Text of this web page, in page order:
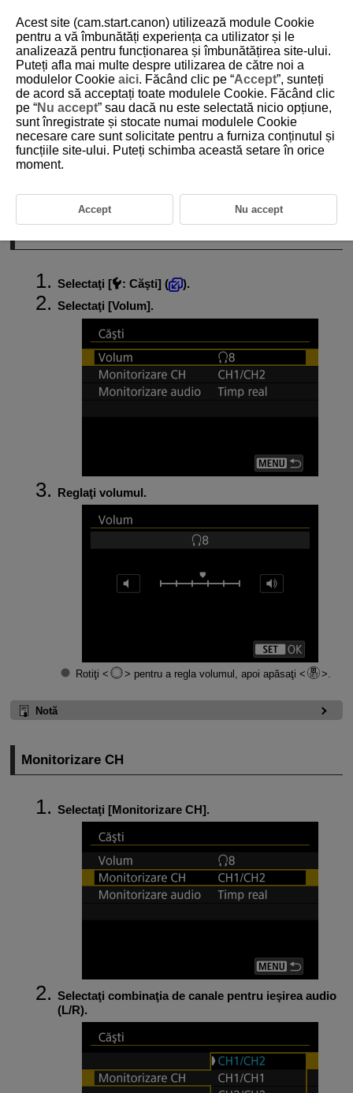
D292-177
Căşti
Volum
Monitorizare CH
Monitor audio
Selectaţi [ : Căşti] (
).
Selectaţi [Volum].
Reglaţi volumul.
Rotiţi pentru a regla volumul, apoi apăsaţi .
Notă
Monitorizare CH
Selectaţi [Monitorizare CH].
Selectaţi combinaţia de canale pentru ieşirea audio
(L/R).
Acest site (cam.start.canon) utilizează module Cookie
pentru a vă îmbunătăți experiența ca utilizator și le
analizează pentru funcționarea și îmbunătățirea site-ului.
Puteți afla mai multe despre utilizarea de către noi a
modulelor Cookie aici. Făcând clic pe “Accept”, sunteți
de acord să acceptați toate modulele Cookie. Făcând clic
pe “Nu accept” sau dacă nu este selectată nicio opțiune,
sunt înregistrate și stocate numai modulele Cookie
necesare care sunt solicitate pentru a furniza conținutul și
funcțiile site-ului. Puteți schimba această setare în orice
moment.
Accept Nu accept